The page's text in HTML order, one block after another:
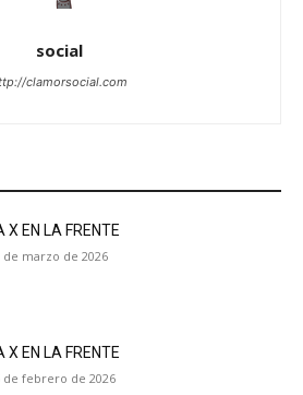
social
clamorsocial.com
X EN LA FRENTE
de marzo de 2026
X EN LA FRENTE
de febrero de 2026